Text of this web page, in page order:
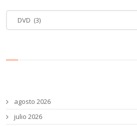
Categoría
noticias
agosto 2026
julio 2026